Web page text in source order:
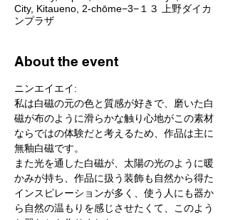
City, Kitaueno, 2-chōme−3−１３ 上野ダイカ
ンプラザ
About the event
ニンエイエイ:
私は白磁の元の色と質感が好きで、磨いた白
磁が布のように滑らかな触り心地がこの素材
ならではの体験だと考えるため、作品は主に
無釉白磁です。
また光を通した白磁が、太陽の光のように暖
かみが持ち、作品に扱う装飾も自然から得た
インスピレーションが多く、使う人にも器か
ら自然の温もりを感じさせたくて、このよう